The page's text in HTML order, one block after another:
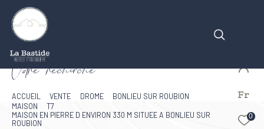
Fr
0
Vore recece
ACCUEIL VENTE DROME
BONLIEU SUR ROUBION
MAISON
T7
MAISON EN PIERRE D ENVIRON 330 M SITUEE A BONLIEU SUR
ROUBION
Effectuer une recherche
et trouver le bien qui correspond à vos critères